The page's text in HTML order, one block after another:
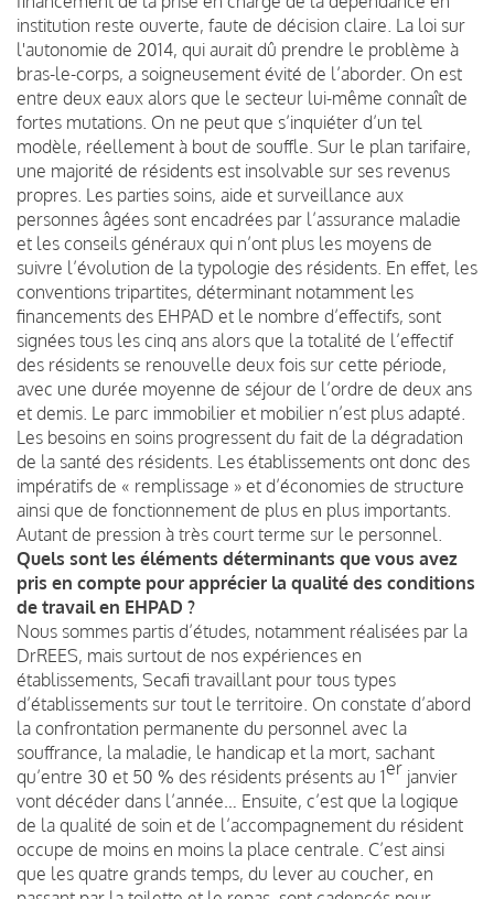
institution reste ouverte, faute de décision claire. La loi sur
l'autonomie de 2014, qui aurait dû prendre le problème à
bras-le-corps, a soigneusement évité de l’aborder. On est
entre deux eaux alors que le secteur lui-même connaît de
fortes mutations. On ne peut que s’inquiéter d’un tel
modèle, réellement à bout de souffle. Sur le plan tarifaire,
une majorité de résidents est insolvable sur ses revenus
propres. Les parties soins, aide et surveillance aux
personnes âgées sont encadrées par l’assurance maladie
et les conseils généraux qui n’ont plus les moyens de
suivre l’évolution de la typologie des résidents. En effet, les
conventions tripartites, déterminant notamment les
financements des EHPAD et le nombre d’effectifs, sont
signées tous les cinq ans alors que la totalité de l’effectif
des résidents se renouvelle deux fois sur cette période,
avec une durée moyenne de séjour de l’ordre de deux ans
et demis. Le parc immobilier et mobilier n’est plus adapté.
Les besoins en soins progressent du fait de la dégradation
de la santé des résidents. Les établissements ont donc des
impératifs de « remplissage » et d’économies de structure
ainsi que de fonctionnement de plus en plus importants.
Autant de pression à très court terme sur le personnel.
Quels sont les éléments déterminants que vous avez
pris en compte pour apprécier la qualité des conditions
de travail en EHPAD ?
Nous sommes partis d’études, notamment réalisées par la
DrREES, mais surtout de nos expériences en
établissements, Secafi travaillant pour tous types
d’établissements sur tout le territoire. On constate d’abord
la confrontation permanente du personnel avec la
souffrance, la maladie, le handicap et la mort, sachant
qu’entre 30 et 50 % des résidents présents au 1er janvier
vont décéder dans l’année… Ensuite, c’est que la logique
de la qualité de soin et de l’accompagnement du résident
occupe de moins en moins la place centrale. C’est ainsi
que les quatre grands temps, du lever au coucher, en